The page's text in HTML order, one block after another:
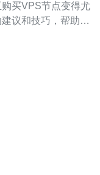
买VPS节点变得尤
议和技巧，帮助您
求。不同的应用场